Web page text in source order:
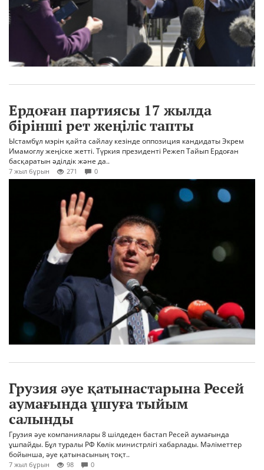
Ердоған партиясы 17 жылда
бірінші рет жеңіліс тапты
Ыстамбұл мэрін қайта сайлау кезінде оппозиция кандидаты Экрем
Имамоглу жеңіске жетті. Түркия президенті Режеп Тайып Ердоған
басқаратын әділдік және да..
7 жыл бұрын 271 0
Грузия әуе қатынастарына Ресей
аумағында ұшуға тыйым
салынды
Грузия әуе компаниялары 8 шілдеден бастап Ресей аумағында
ұшпайды. Бұл туралы РФ Көлік министрлігі хабарлады. Мәліметтер
бойынша, әуе қатынасының тоқт..
7 жыл бұрын 98 0